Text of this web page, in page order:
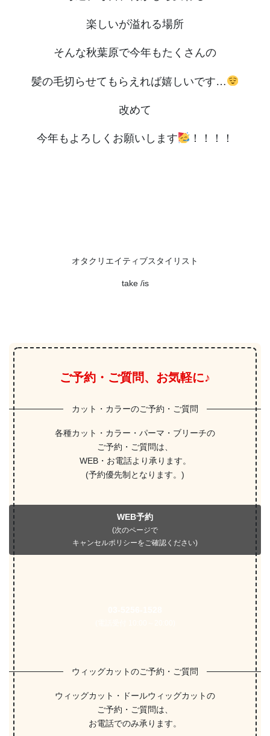
楽しいが溢れる場所
そんな秋葉原で今年もたくさんの
髪の毛切らせてもらえれば嬉しいです…
改めて
今年もよろしくお願いします ！！！！
オタクリエイティブスタイリスト
take /is
ご予約・ご質問、お気軽に♪
カット・カラーのご予約・ご質問
各種カット・カラー・パーマ・ブリーチの
ご予約・ご質問は、
WEB・お電話より承ります。
(予約優先制となります。)
WEB予約
(次のページで
キャンセルポリシーをご確認ください)
ウィッグカットのご予約・ご質問
ウィッグカット・ドールウィッグカットの
ご予約・ご質問は、
お電話でのみ承ります。